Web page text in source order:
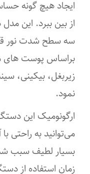
ایجاد هیچ ‌گونه
از بین ببرد. این
سه سطح شدت نور
براساس پوست های
زیربغل، بیکینی،
نمود.
ارگونومیک این
می‌توانید به‌ راحتی
بسیار لطیف سبب
زمان استفاده از